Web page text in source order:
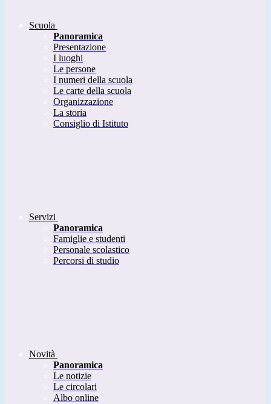
Scuola
Panoramica
Presentazione
I luoghi
Le persone
I numeri della scuola
Le carte della scuola
Organizzazione
La storia
Consiglio di Istituto
Servizi
Panoramica
Famiglie e studenti
Personale scolastico
Percorsi di studio
Novità
Panoramica
Le notizie
Le circolari
Albo online